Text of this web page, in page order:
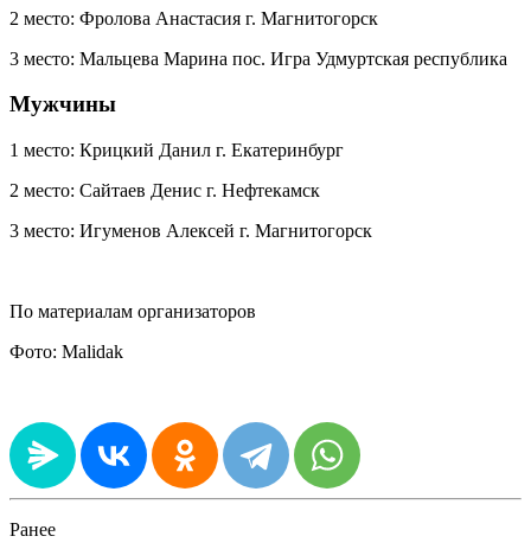
2 место: Фролова Анастасия г. Магнитогорск
3 место: Мальцева Марина пос. Игра Удмуртская республика
Мужчины
1 место: Крицкий Данил г. Екатеринбург
2 место: Сайтаев Денис г. Нефтекамск
3 место: Игуменов Алексей г. Магнитогорск
По материалам организаторов
Фото: Malidak
Ранее